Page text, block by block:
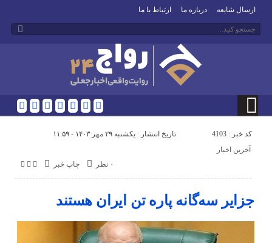
ارسال شایعه درباره ما ارتباط با ما
کد خبر : 4103 تاریخ انتشار : یکشنبه ۲۹ مهر ۱۴۰۳ - ۱۱:۵۹
چاپ خبر ۰ نظر
آخرین اخبار
جزایر سه‌گانه پاره تن ایران هستند